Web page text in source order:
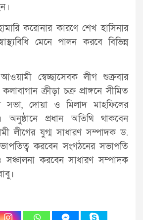
করোনার কারণে শেখ হাসিনার
মেনে পালন করবে বিভিন্ন
স্বেচ্ছাসেবক লীগ শুক্রবার
ক্রীড়া চক্র প্রাঙ্গনে সীমিত
সভা, দোয়া ও মিলাদ মাহফিলের
প্রধান অতিথি থাকবেন
লীগের যুগ্ম সাধারণ সম্পাদক ড.
করবেন সংগঠনের সভাপতি
সঞ্চালনা করবেন সাধারণ সম্পাদক